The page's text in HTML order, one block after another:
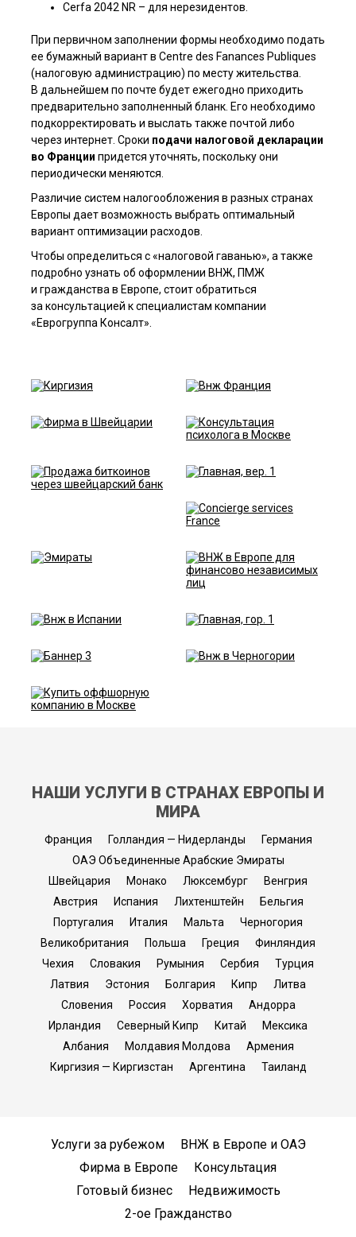
Cerfa 2042 NR – для нерезидентов.
При первичном заполнении формы необходимо подать
ее бумажный вариант в Centre des Fanances Publiques
(налоговую администрацию) по месту жительства.
В дальнейшем по почте будет ежегодно приходить
предварительно заполненный бланк. Его необходимо
подкорректировать и выслать также почтой либо
через интернет. Сроки подачи налоговой декларации
во Франции придется уточнять, поскольку они
периодически меняются.
Различие систем налогообложения в разных странах
Европы дает возможность выбрать оптимальный
вариант оптимизации расходов.
Чтобы определиться с «налоговой гаванью», а также
подробно узнать об оформлении ВНЖ, ПМЖ
и гражданства в Европе, стоит обратиться
за консультацией к специалистам компании
«Еврогруппа Консалт».
НАШИ УСЛУГИ В СТРАНАХ ЕВРОПЫ И
МИРА
Франция Голландия — Нидерланды
Германия
ОАЭ Объединенные Арабские Эмираты
Швейцария
Монако Люксембург
Венгрия
Австрия
Испания Лихтенштейн
Бельгия
Португалия
Италия Мальта
Черногория
Великобритания
Польша Греция
Финляндия
Чехия
Словакия Румыния Сербия
Турция
Латвия
Эстония Болгария Кипр
Литва
Словения
Россия Хорватия
Андорра
Ирландия
Северный Кипр Китай
Мексика
Албания
Молдавия Молдова
Армения
Киргизия — Киргизстан
Аргентина Таиланд
Услуги за рубежом
ВНЖ в Европе и ОАЭ
Фирма в Европе
Консультация
Готовый бизнес
Недвижимость
2-ое Гражданство